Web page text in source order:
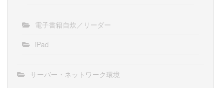
電子書籍自炊／リーダー
iPad
サーバー・ネットワーク環境